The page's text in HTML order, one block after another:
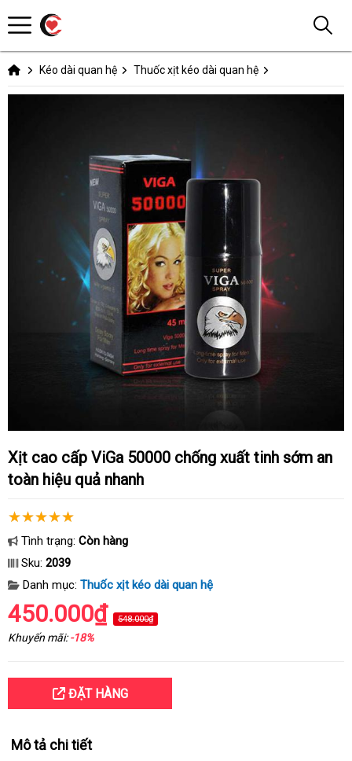
Kéo dài quan hệ Thuốc xịt kéo dài quan hệ
Xịt cao cấp ViGa 50000 chống xuất tinh sớm an
toàn hiệu quả nhanh
Tình trạng: Còn hàng
Sku: 2039
Danh mục: Thuốc xịt kéo dài quan hệ
450.000₫ 548.000₫
Khuyến mãi:-18%
ĐẶT HÀNG
Mô tả chi tiết